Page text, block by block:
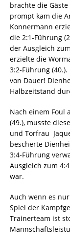
brachte die
prompt kam die
Konnermann
die 2:1-Führung
der Ausgleich
erzielte die
3:2-Führung
von Dauer!
Halbzeitstand
Nach einem Foul
(49.), musste
und Torfrau
bescherte
3:4-Führung
Ausgleich zum
war.
Auch wenn es
Spiel der
Trainerteam ist